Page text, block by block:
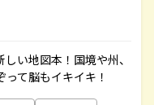
い地図本！国境や州、
て脳もイキイキ！